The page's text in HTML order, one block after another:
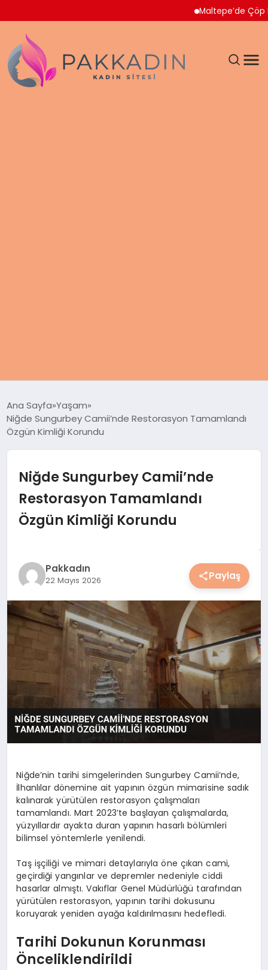
Maltepe’de Çöp Ev
KADIN
MAGAZIN
SPOR & FITNESS
YEMEK
KIMDIR?
HESAPLAMALAR
Ana Sayfa Yaşam
Niğde Sungurbey Camii’nde Restorasyon Tamamlandı
Özgün Kimliği Korundu
Niğde Sungurbey Camii’nde
Restorasyon Tamamlandı
Özgün Kimliği Korundu
Pakkadın
22 Mayıs 2026 Paylaş
Niğde’nin tarihi simgelerinden Sungurbey Camii’nde,
İlhanlılar dönemine ait yapının özgün mimarisine sadık
kalınarak yürütülen restorasyon çalışmaları
tamamlandı. Mart 2023’te başlayan çalışmalarda,
yüzyıllardır ayakta duran yapının hasarlı bölümleri
bilimsel yöntemlerle yenilendi.
Taş işçiliği ve mimari detaylarıyla öne çıkan cami,
geçirdiği yangınlar ve depremler nedeniyle ciddi
hasarlar almıştı. Vakıflar Genel Müdürlüğü tarafından
yürütülen restorasyon, yapının tarihi dokusunu
koruyarak yeniden ayağa kaldırılmasını hedefledi.
Tarihi Dokunun Korunması
Önceliklendirildi